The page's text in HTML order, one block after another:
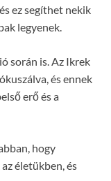
ez segíthet nekik
legyenek.
során is. Az Ikrek
és ennek
erő és a
hogy
életükben, és